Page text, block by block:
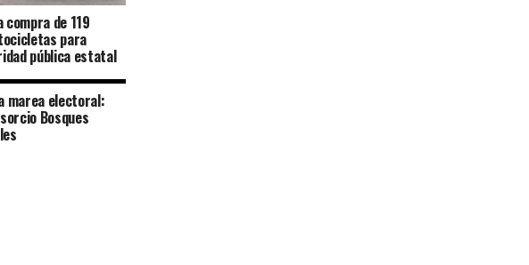
de 119
para
pública estatal
marea electoral:
Bosques